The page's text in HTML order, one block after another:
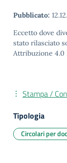
Pubblicato:
Eccetto dove
stato rilasciato
Attribuzione 4.0
Stampa /
Tipologia
Circolari per